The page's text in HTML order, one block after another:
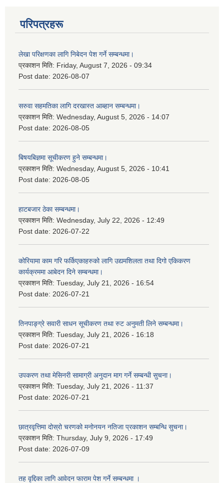
परिपत्रहरू
लेखा परिक्षणका लागि निबेदन पेश गर्ने सम्बन्धमा।
प्रकाशन मिति: Friday, August 7, 2026 - 09:34
Post date: 2026-08-07
सरुवा सहमतिका लागि दरखास्त आब्हान सम्बन्धमा।
प्रकाशन मिति: Wednesday, August 5, 2026 - 14:07
Post date: 2026-08-05
बिषयबिज्ञमा सूचीकरण हुने सम्बन्धमा।
प्रकाशन मिति: Wednesday, August 5, 2026 - 10:41
Post date: 2026-08-05
हाटबजार ठेका सम्बन्धमा।
प्रकाशन मिति: Wednesday, July 22, 2026 - 12:49
Post date: 2026-07-22
कोरियामा काम गरि फर्किएकाहरुको लागि उद्यमशिलता तथा दिगो एकिकरण
कार्यक्रममा आबेदन दिने सम्बन्धमा।
प्रकाशन मिति: Tuesday, July 21, 2026 - 16:54
Post date: 2026-07-21
तिनपाङ्ग्रे सवारी साधन सूचीकरण तथा रुट अनुमती लिने सम्बन्धमा।
प्रकाशन मिति: Tuesday, July 21, 2026 - 16:18
Post date: 2026-07-21
उपकरण तथा मेसिनरी सामाग्री अनुदान माग गर्ने सम्बन्धी सुचना।
प्रकाशन मिति: Tuesday, July 21, 2026 - 11:37
Post date: 2026-07-21
छात्रवृत्तिमा दोस्रो चरणको मनोनयन नतिजा प्रकाशन सम्बन्धि सुचना।
प्रकाशन मिति: Thursday, July 9, 2026 - 17:49
Post date: 2026-07-09
तह वृद्दिका लागि आवेदन फाराम पेश गर्ने सम्बन्धमा ।